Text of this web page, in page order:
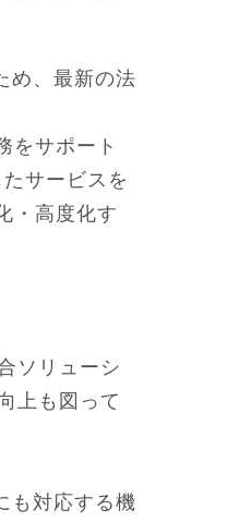
め、最新の法
をサポート
サービスを
・高度化す
ソリューシ
上も図って
も対応する機